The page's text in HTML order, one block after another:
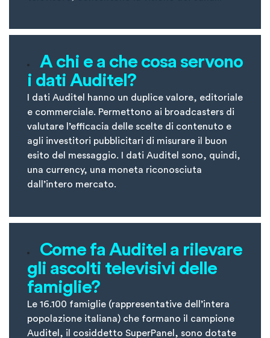
A chi e a che cosa servono
i dati Auditel?
I dati Auditel hanno un duplice valore, editoriale
e commerciale. Permettono ai broadcasters di
valutare l’efficacia delle scelte di contenuto e
agli investitori pubblicitari di misurare il buon
esito del messaggio. I dati Auditel sono, quindi,
una currency, una moneta riconosciuta
dall’intero mercato.
Come fa Auditel a rilevare
gli ascolti televisivi delle
famiglie?
Le 16.100 famiglie (rappresentative dell’intera
popolazione italiana) che formano il campione
Auditel, il cosiddetto SuperPanel, sono dotate